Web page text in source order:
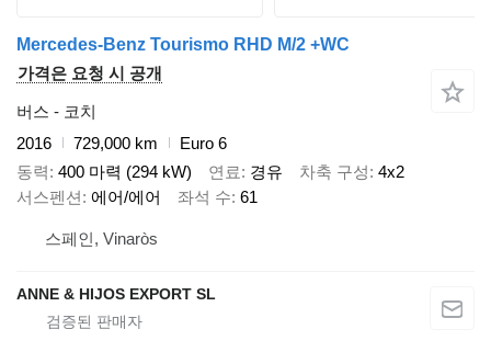
Mercedes-Benz Tourismo RHD M/2 +WC
가격은 요청 시 공개
버스 - 코치
2016
729,000 km
Euro 6
동력 400 마력 (294 kW) 연료 경유 차축 구성 4x2
서스펜션 에어/에어 좌석 수 61
스페인, Vinaròs
ANNE & HIJOS EXPORT SL